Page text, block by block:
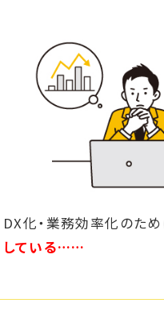
DX化・業務効率化のた
している……